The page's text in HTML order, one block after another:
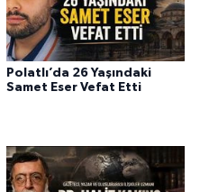
Polatlı’da 26 Yaşındaki
Samet Eser Vefat Etti